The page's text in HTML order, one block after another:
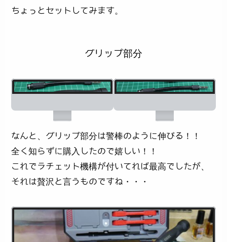
ちょっとセットしてみます。
グリップ部分
なんと、グリップ部分は警棒のように伸びる！！
全く知らずに購入したので嬉しい！！
これでラチェット機構が付いてれば最高でしたが、
それは贅沢と言うものですね・・・